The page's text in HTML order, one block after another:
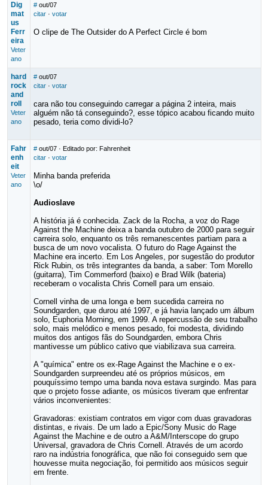
Dig
mat
us
Ferr
eira
Veter
ano
# out/07
citar· votar
O clipe de The Outsider do A Perfect Circle é bom
hard
rock
and
roll
Veter
ano
# out/07
citar· votar
cara não tou conseguindo carregar a página 2 inteira, mais
alguém não tá conseguindo?, esse tópico acabou ficando muito
pesado, teria como dividi-lo?
Fahr
enh
eit
Veter
ano
# out/07· Editado por: Fahrenheit
citar· votar
Minha banda preferida
\o/
Audioslave
A história já é conhecida. Zack de la Rocha, a voz do Rage
Against the Machine deixa a banda outubro de 2000 para seguir
carreira solo, enquanto os três remanescentes partiam para a
busca de um novo vocalista. O futuro do Rage Against the
Machine era incerto. Em Los Angeles, por sugestão do produtor
Rick Rubin, os três integrantes da banda, a saber: Tom Morello
(guitarra), Tim Commerford (baixo) e Brad Wilk (bateria)
receberam o vocalista Chris Cornell para um ensaio.
Cornell vinha de uma longa e bem sucedida carreira no
Soundgarden, que durou até 1997, e já havia lançado um álbum
solo, Euphoria Morning, em 1999. A repercussão de seu trabalho
solo, mais melódico e menos pesado, foi modesta, dividindo
muitos dos antigos fãs do Soundgarden, embora Chris
mantivesse um público cativo que viabilizava sua carreira.
A "química" entre os ex-Rage Against the Machine e o ex-
Soundgarden surpreendeu até os próprios músicos, em
pouquíssimo tempo uma banda nova estava surgindo. Mas para
que o projeto fosse adiante, os músicos tiveram que enfrentar
vários inconvenientes:
Gravadoras: existiam contratos em vigor com duas gravadoras
distintas, e rivais. De um lado a Epic/Sony Music do Rage
Against the Machine e de outro a A&M/Interscope do grupo
Universal, gravadora de Chris Cornell. Através de um acordo
raro na indústria fonográfica, que não foi conseguido sem que
houvesse muita negociação, foi permitido aos músicos seguir
em frente.